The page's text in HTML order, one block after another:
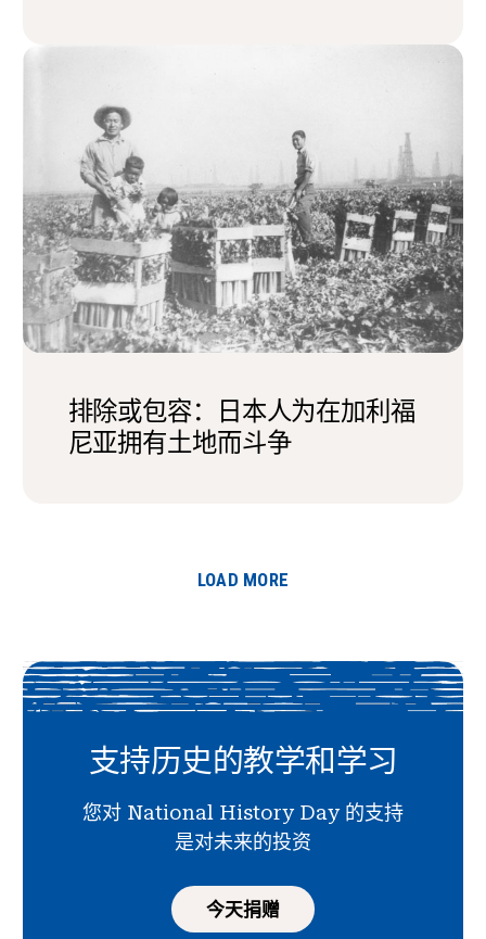
排除或包容：日本人为在加利福
尼亚拥有土地而斗争
LOAD MORE
支持历史的教学和学习
您对 National History Day 的支持
是对未来的投资
今天捐赠